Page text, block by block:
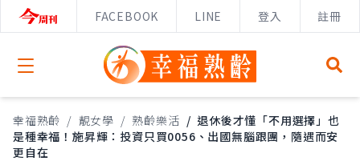
FACEBOOK LINE 登入 註冊
Open menu
幸福熟齡 / 靚女學 / 熟齡樂活 / 退休後才懂「不用選擇」也
是種幸福！施昇輝：投資只買0056、出國無腦跟團，隨遇而安
更自在